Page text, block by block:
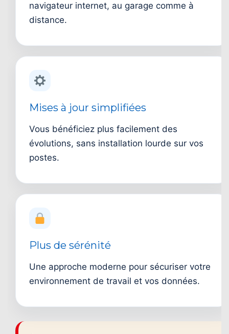
navigateur internet, au garage comme à
distance.
Mises à jour simplifiées
Vous bénéficiez plus facilement des
évolutions, sans installation lourde sur vos
postes.
Plus de sérénité
Une approche moderne pour sécuriser votre
environnement de travail et vos données.